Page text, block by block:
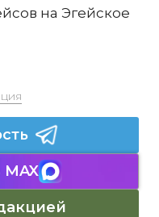
на Эгейское